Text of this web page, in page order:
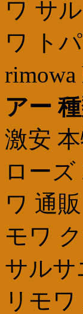
ワ サル
ワ ト
アー
激安
ロー
ワ 通
モワ
サルサ
リモ